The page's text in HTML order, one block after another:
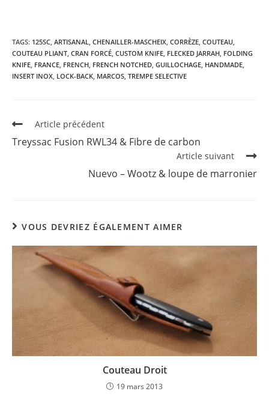
TAGS: 125SC, ARTISANAL, CHENAILLER-MASCHEIX, CORRÈZE, COUTEAU,
COUTEAU PLIANT, CRAN FORCÉ, CUSTOM KNIFE, FLECKED JARRAH, FOLDING
KNIFE, FRANCE, FRENCH, FRENCH NOTCHED, GUILLOCHAGE, HANDMADE,
INSERT INOX, LOCK-BACK, MARCOS, TREMPE SELECTIVE
Read
articles
Article précédent
Treyssac Fusion RWL34 & Fibre de carbon
Article suivant
Nuevo – Wootz & loupe de marronier
VOUS DEVRIEZ ÉGALEMENT AIMER
Couteau Droit
19 mars 2013